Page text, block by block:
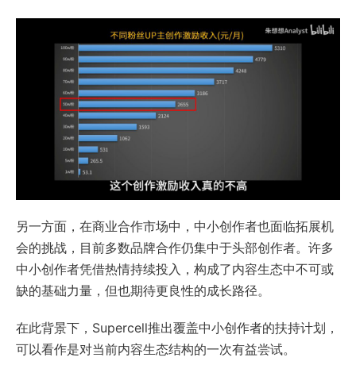
另一方面，在商业合作市场中，中小创作者也面临拓展机
会的挑战，目前多数品牌合作仍集中于头部创作者。许多
中小创作者凭借热情持续投入，构成了内容生态中不可或
缺的基础力量，但也期待更良性的成长路径。
在此背景下，Supercell推出覆盖中小创作者的扶持计划，
可以看作是对当前内容生态结构的一次有益尝试。